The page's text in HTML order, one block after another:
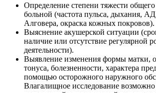
Определение степени тяжести общего
больной (частота пульса, дыхания,
Алговера, окраска кожных покровов).
Выяснение акушерской ситуации
наличие или отсутствие регулярной
деятельности).
Выявление изменения формы матки,
тонуса, болезненности, характера
помощью осторожного наружного
Влагалищное исследование возможно